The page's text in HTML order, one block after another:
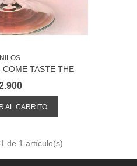
COME TASTE THE
AL CARRITO
de 1 artículo(s)